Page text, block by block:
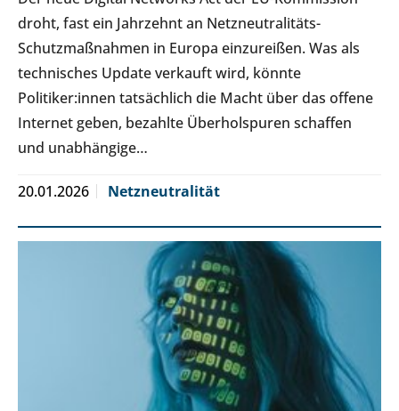
droht, fast ein Jahrzehnt an Netzneutralitäts-
Schutzmaßnahmen in Europa einzureißen. Was als
technisches Update verkauft wird, könnte
Politiker:innen tatsächlich die Macht über das offene
Internet geben, bezahlte Überholspuren schaffen
und unabhängige…
20.01.2026 Netzneutralität